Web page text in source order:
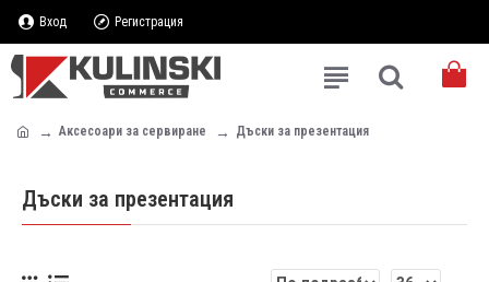
Вход Регистрация
Аксесоари за сервиране Дъски за презентация
Дъски за презентация